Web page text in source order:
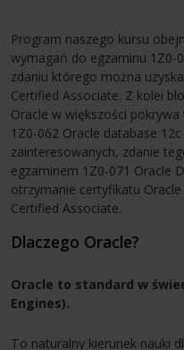
Program naszego kursu
wymagań do egzaminu 1Z0-
zdaniu którego można
Certified Associate. Z kolei
Oracle w większości
1Z0-062 Oracle database
zainteresowanych, zdanie
egzaminem 1Z0-071 Oracle
otrzymanie certyfikatu
Certified Associate.
Dlaczego Oracle?
Oracle to standard w
Engines).
To naturalny kierunek nauki